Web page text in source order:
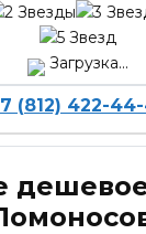
Загрузка...
(812) 422-